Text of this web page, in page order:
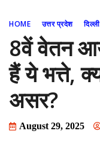
HOME उत्तर प्रदेश
8वें वेतन
हैं ये भत्ते,
असर?
August 29, 2025